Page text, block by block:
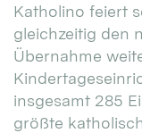
Katholino feiert
gleichzeitig den
Übernahme
insgesamt 285
größte